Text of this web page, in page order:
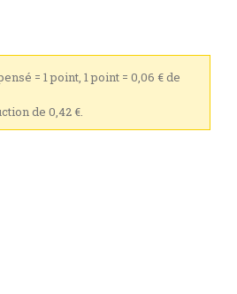
= 1 point, 1 point = 0,06 € de
de 0,42 €.